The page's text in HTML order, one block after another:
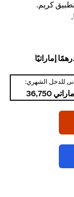
للدخل الشهري:
36,750